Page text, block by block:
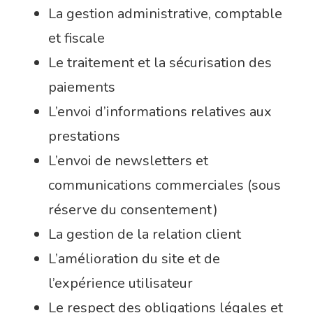
La gestion administrative, comptable
et fiscale
Le traitement et la sécurisation des
paiements
L’envoi d’informations relatives aux
prestations
L’envoi de newsletters et
communications commerciales (sous
réserve du consentement)
La gestion de la relation client
L’amélioration du site et de
l’expérience utilisateur
Le respect des obligations légales et